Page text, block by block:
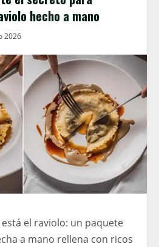
hecho a mano
2026
el raviolo: un paquete
a mano rellena con ricos